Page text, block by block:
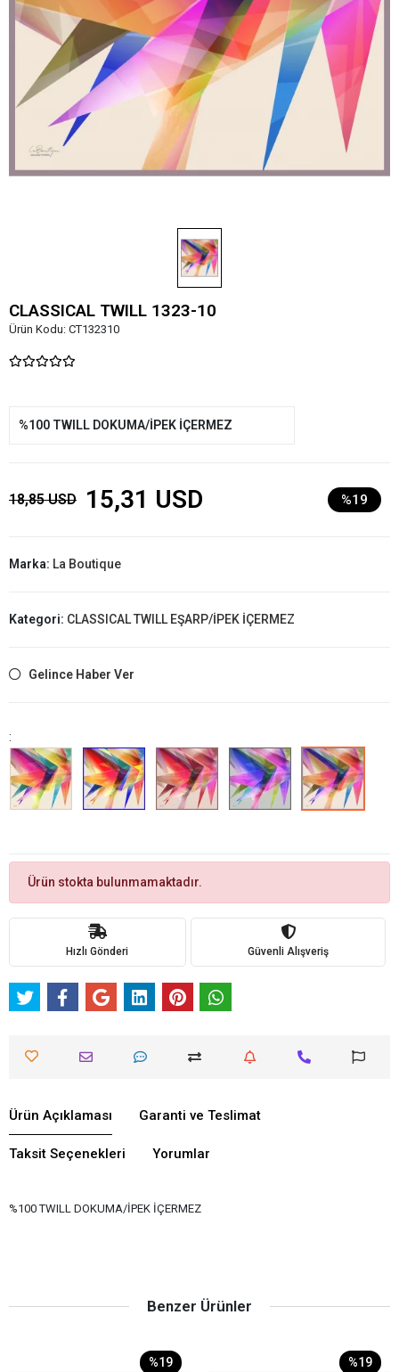
CLASSICAL TWILL 1323-10
Ürün Kodu: CT132310
%100 TWILL DOKUMA/İPEK İÇERMEZ
18,85 USD 15,31 USD %19
Marka: La Boutique
Kategori: CLASSICAL TWILL EŞARP/İPEK İÇERMEZ
Gelince Haber Ver
:
Ürün stokta bulunmamaktadır.
Hızlı Gönderi Güvenli Alışveriş
Ürün Açıklaması Garanti ve Teslimat
Taksit Seçenekleri Yorumlar
%100 TWILL DOKUMA/İPEK İÇERMEZ
Benzer Ürünler
%19 %19